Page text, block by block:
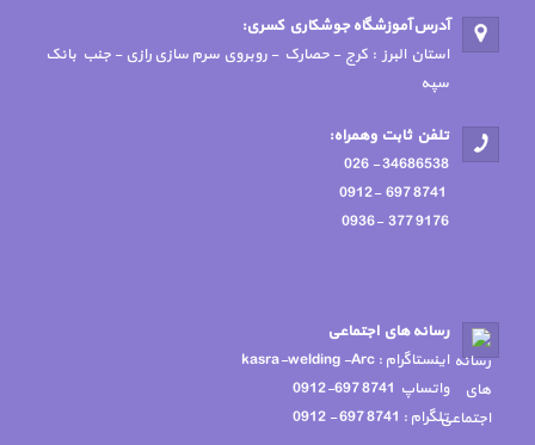
آدرس آموزشگاه جوشكاري كسري:
استان البرز : کرج - حصارک - روبروی سرم سازی رازی - جنب بانک
سپه
تلفن ثابت وهمراه:
34686538 - 026
9176 377 -0936
رسانه هاي اجتماعي
اينستاگرام : kasra-welding -Arc
واتساپ 8741 697-0912
تلگرام : 8741 697 - 0912